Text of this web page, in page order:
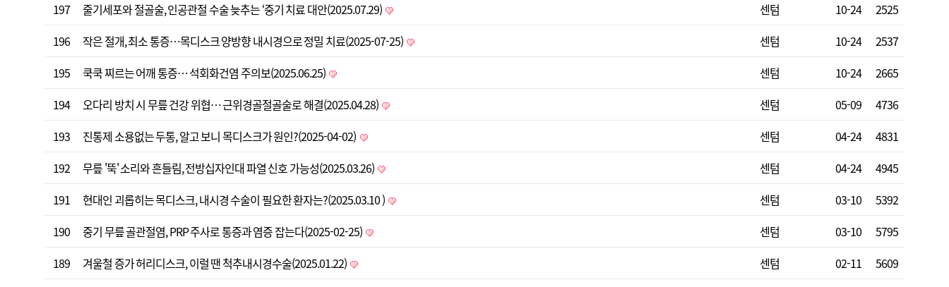
197
줄기세포와 절골술, 인공관절 수술 늦추는 ‘중기 치료 대안(2025.07.29) 센텀 10-24
2525
196
작은 절개, 최소 통증…목디스크 양방향 내시경으로 정밀 치료(2025-07-25) 센텀 10-24
2537
195
쿡쿡 찌르는 어깨 통증… 석회화건염 주의보(2025.06.25) 센텀 10-24
2665
194
오다리 방치 시 무릎 건강 위협… 근위경골절골술로 해결(2025.04.28) 센텀 05-09
4736
193
진통제 소용없는 두통, 알고 보니 목디스크가 원인?(2025-04-02) 센텀 04-24
4831
192
무릎 '뚝' 소리와 흔들림, 전방십자인대 파열 신호 가능성(2025.03.26) 센텀 04-24
4945
191
현대인 괴롭히는 목디스크, 내시경 수술이 필요한 환자는?(2025.03.10 ) 센텀 03-10
5392
190
중기 무릎 골관절염, PRP 주사로 통증과 염증 잡는다(2025-02-25) 센텀 03-10
5795
189
겨울철 증가 허리디스크, 이럴 땐 척추내시경수술(2025.01.22) 센텀 02-11 5609